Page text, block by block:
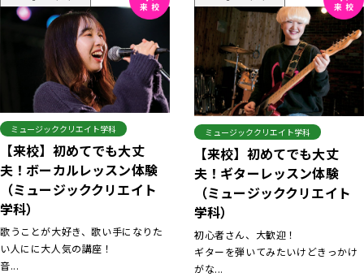
ミュージッククリエイト学科
【来校】初めてでも大丈
夫！ボーカルレッスン体験
（ミュージッククリエイト
学科）
歌うことが大好き、歌い手になりた
い人にに大人気の講座！
音...
ミュージッククリエイト学科
【来校】初めてでも大丈
夫！ギターレッスン体験
（ミュージッククリエイト
学科）
初心者さん、大歓迎！
ギターを弾いてみたいけどきっかけ
がな...